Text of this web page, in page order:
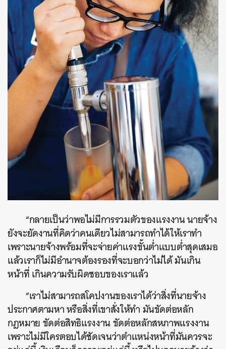
“กลายเป็นว่าพอไม่มีการรวมตัวของแรงงาน นายจ้าง
ยังจะยัดงานที่คิดว่าคนเดียวไม่สามารถทำได้ให้เราทำ
เพราะนายจ้างพร้อมที่จะจ่ายค่าแรงขั้นต่ำแบบต่ำสุดเสมอ
แล้วเราก็ไม่มีอำนาจต้องรองที่จะบอกว่าไม่ได้ มันเกิน
หน้าที่ เกินความรับผิดชอบของเราแล้ว
“เราไม่สามารถสโคปงานของเราได้ว่าสิ่งที่นายจ้าง
ประกาศตามหา หรือสิ่งที่เขาสั่งให้ทำ มันขัดต่อหลัก
กฎหมาย ขัดต่อสิทธิแรงงาน ขัดต่อหลักสหภาพแรงงาน
เพราะไม่มีใครตอบได้ชัดเจนว่าตำแหน่งหน้าที่มันควรจะ